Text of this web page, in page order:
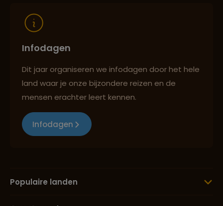
Infodagen
Dit jaar organiseren we infodagen door het hele
land waar je onze bijzondere reizen en de
mensen erachter leert kennen.
Infodagen
Populaire landen